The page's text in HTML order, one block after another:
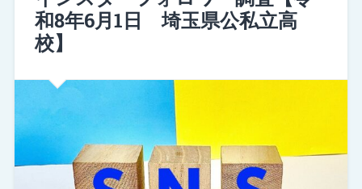
和8年6月1日 埼玉県公私立高
校】